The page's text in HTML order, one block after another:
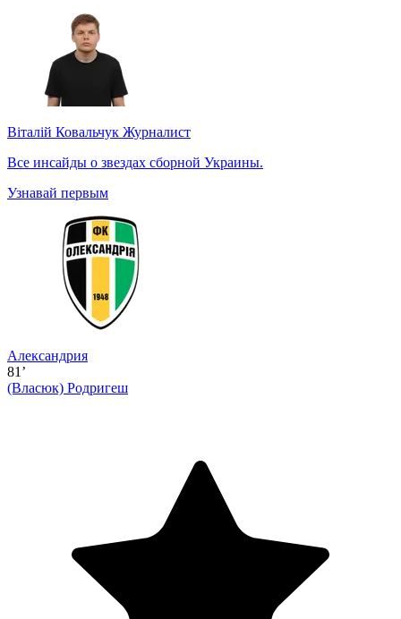
Віталій Ковальчук Журналист
Все инсайды о звездах сборной Украины.
Узнавай первым
Александрия
81’
(Власюк) Родригеш